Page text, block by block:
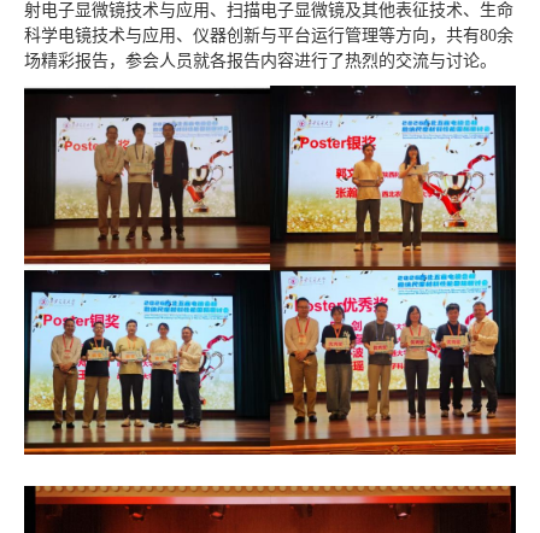
射电子显微镜技术与应用、扫描电子显微镜及其他表征技术、生命
科学电镜技术与应用、仪器创新与平台运行管理等方向，共有80余
场精彩报告，参会人员就各报告内容进行了热烈的交流与讨论。